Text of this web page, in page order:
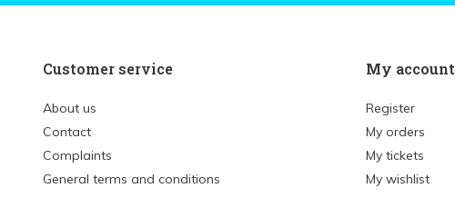
Customer service
About us
Contact
Complaints
General terms and conditions
My account
Register
My orders
My tickets
My wishlist